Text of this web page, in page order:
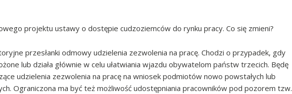
projektu ustawy o dostępie cudzoziemców do rynku pracy. Co się zmieni?
przesłanki odmowy udzielenia zezwolenia na pracę. Chodzi o przypadek, gdy
lub działa głównie w celu ułatwiania wjazdu obywatelom państw trzecich. Będę
udzielenia zezwolenia na pracę na wniosek podmiotów nowo powstałych lub
Ograniczona ma być też możliwość udostępniania pracowników pod pozorem tzw.